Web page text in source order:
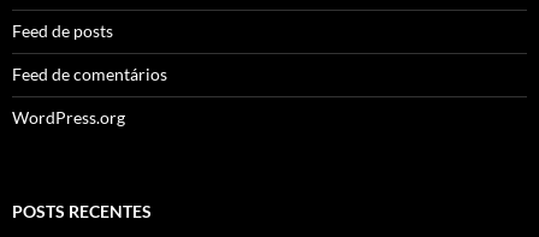
Feed de posts
Feed de comentários
WordPress.org
POSTS RECENTES